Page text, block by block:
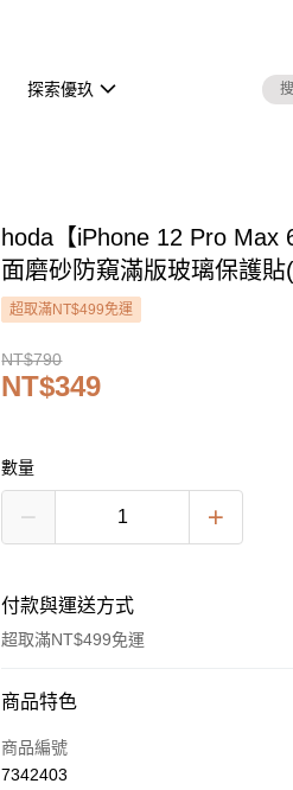
探索優玖
hoda【iPhone 12 Pro Max
面磨砂防窺滿版玻璃保護
超取滿NT$499免運
NT$790
NT$349
數量
付款與運送方式
超取滿NT$499免運
付款方式
信用卡一次付款
商品特色
商品編號
7342403